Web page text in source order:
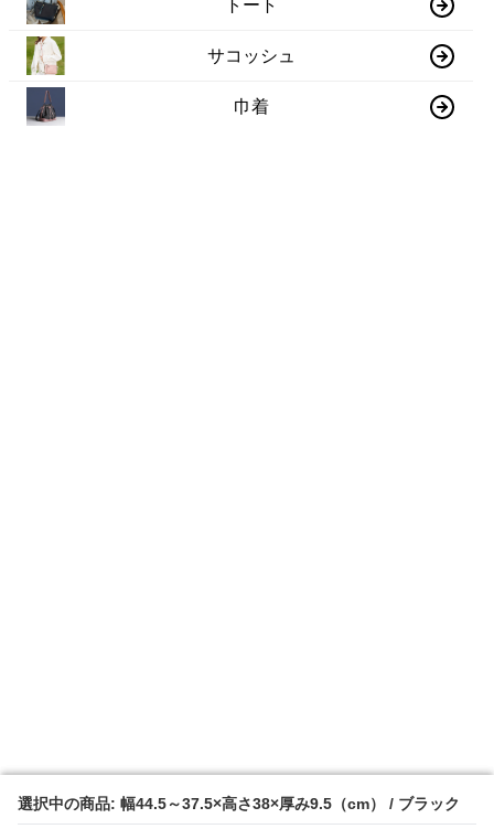
選択中の商品: 幅44.5～37.5×高さ38×厚み9.5（cm） / ブラック
選択中の商品: 幅44.5～37.5×高さ38×厚み9.5（cm） / ブラック
トート
サコッシュ
巾着